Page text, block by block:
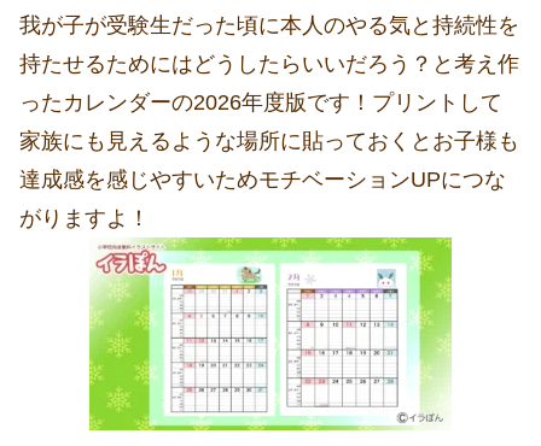
我が子が受験生だった頃に本人のやる気と持続性を
持たせるためにはどうしたらいいだろう？と考え作
ったカレンダーの2026年度版です！プリントして
家族にも見えるような場所に貼っておくとお子様も
達成感を感じやすいためモチベーションUPにつな
がりますよ！